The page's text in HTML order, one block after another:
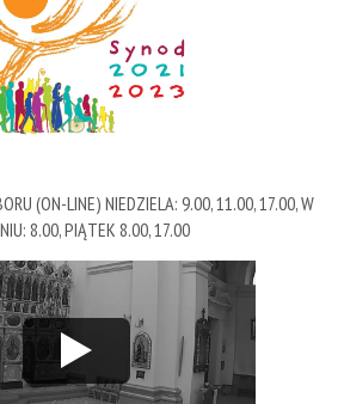
(ON-LINE) NIEDZIELA: 9.00, 11.00, 17.00, W
8.00, PIĄTEK 8.00, 17.00